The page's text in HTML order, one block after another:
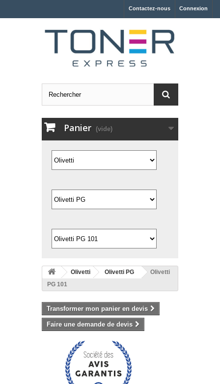
Connexion
Contactez-nous
Panier (vide)
Olivetti Olivetti PG
Olivetti
PG 101
Transformer mon panier en devis
Faire une demande de devis